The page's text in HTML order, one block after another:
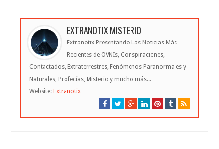
EXTRANOTIX MISTERIO
Extranotix Presentando Las Noticias Más
Recientes de OVNIs, Conspiraciones,
Contactados, Extraterrestres, Fenómenos Paranormales y
Naturales, Profecías, Misterio y mucho más...
Website: Extranotix